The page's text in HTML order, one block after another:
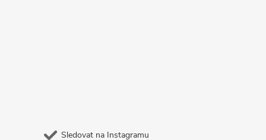
Sledovat na Instagramu